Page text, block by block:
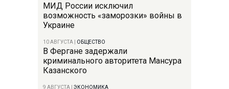
МИД России исключил
возможность «заморозки» войны в
Украине
10 АВГУСТА ОБЩЕСТВО
В Фергане задержали
криминального авторитета Мансура
Казанского
9 АВГУСТА ЭКОНОМИКА